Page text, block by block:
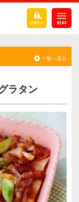
一覧へ戻る
ラタン